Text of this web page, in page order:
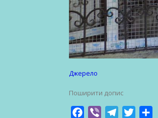
Джерело
Поширити допис
Facebook
Viber TelegramTwitter